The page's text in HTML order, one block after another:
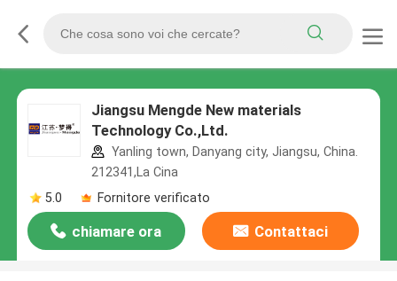
Jiangsu Mengde New materials
Technology Co.,Ltd.
Yanling town, Danyang city, Jiangsu, China.
212341,La Cina
5.0
Fornitore verificato
chiamare ora Contattaci